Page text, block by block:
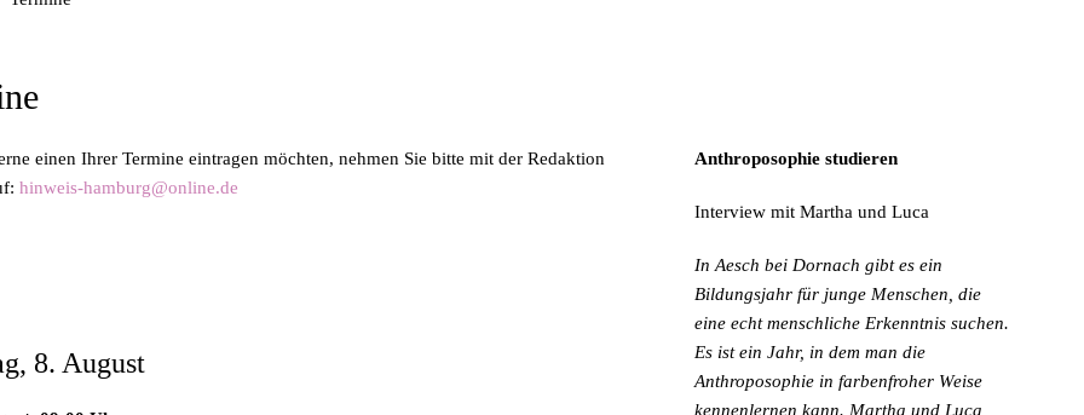
zum Herunterladen
einen Ihrer Termine eintragen möchten, nehmen Sie bitte mit der Redaktion
hinweis-hamburg@online.de
8. August
Anthroposophie studieren
Interview mit Martha und Luca
In Aesch bei Dornach gibt es ein
Bildungsjahr für junge Menschen, die
eine echt menschliche Erkenntnis suchen.
Es ist ein Jahr, in dem man die
Anthroposophie in farbenfroher Weise
kennenlernen kann. Martha und Luca